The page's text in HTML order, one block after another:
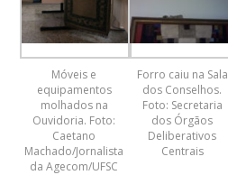
Móveis e
equipamentos
molhados na
Ouvidoria. Foto:
Caetano
Machado/Jornalista
da Agecom/UFSC
Forro caiu na Sala
dos Conselhos.
Foto: Secretaria
dos Órgãos
Deliberativos
Centrais